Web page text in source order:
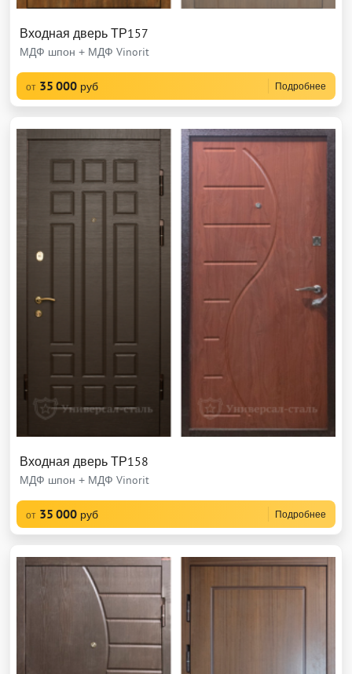
Входная дверь ТР157
МДФ шпон + МДФ Vinorit
от 35 000 руб Подробнее
Входная дверь ТР158
МДФ шпон + МДФ Vinorit
от 35 000 руб Подробнее